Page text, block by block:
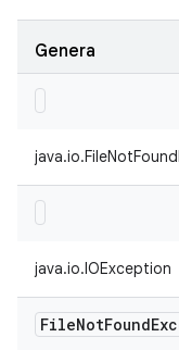
Genera
java.io.IOException
FileNotFound